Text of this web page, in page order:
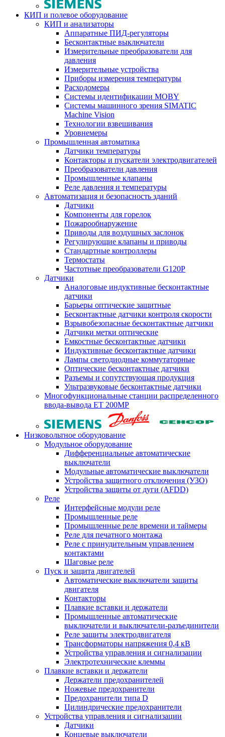
КИП и полевое оборудование
КИП и анализаторы
Аппаратные ПИД-регуляторы
Бесконтактные выключатели
Измерительные преобразователи для
давления
Измерительные устройства
Приборы измерения температуры
Расходомеры
Системы идентификации MOBY
Системы машинного зрения SIMATIC
Machine Vision
Технологии взвешивания
Уровнемеры
Промышленная автоматика
Датчики температуры
Контакторы и пускатели электродвигателей
Преобразователи давления
Промышленные клапаны
Реле давления и температуры
Автоматизация и безопасность зданий
Датчики
Компоненты для горелок
Пожарообнаружение
Приводы для воздушных заслонок
Регулирующие клапаны и приводы
Стандартные контроллеры
Термостаты
Частотные преобразователи G120P
Датчики
Аналоговые индуктивные бесконтактные
датчики
Барьеры оптические защитные
Бесконтактные датчики контроля скорости
Взрывобезопасные бесконтактные датчики
Датчики метки оптические
Емкостные бесконтактные датчики
Индуктивные бесконтактные датчики
Лампы светодиодные коммутаторные
Оптические бесконтактные датчики
Разъемы и сопутствующая продукция
Ультразвуковые бесконтактные датчики
Многофункциональные станции распределенного
ввода-вывода ET 200MP
Низковольтное оборудование
Модульное оборудование
Дифференциальные автоматические
выключатели
Модульные автоматические выключатели
Устройства защитного отключения (УЗО)
Устройства защиты от дуги (AFDD)
Реле
Интерфейсные модули реле
Промышленные реле
Промышленные реле времени и таймеры
Реле для печатного монтажа
Реле с принудительным управлением
контактами
Шаговые реле
Пуск и защита двигателей
Автоматические выключатели защиты
двигателя
Контакторы
Плавкие вставки и держатели
Промышленные автоматические
выключатели и выключатели-разъединители
Реле защиты электродвигателя
Трансформаторы напряжения 0,4 кВ
Устройства управления и сигнализации
Электротехнические клеммы
Плавкие вставки и держатели
Держатели предохранителей
Ножевые предохранители
Предохранители типа D
Цилиндрические предохранители
Устройства управления и сигнализации
Датчики
Концевые выключатели